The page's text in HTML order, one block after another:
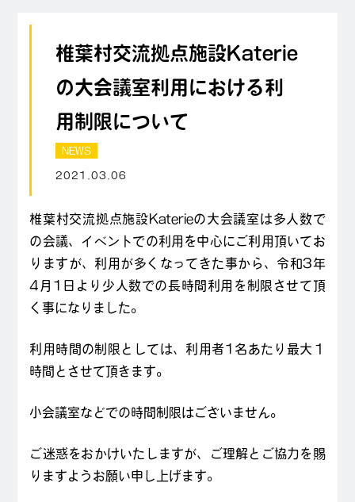
椎葉村交流拠点施設Katerie
の大会議室利用における利
用制限について
NEWS
2021.03.06
椎葉村交流拠点施設Katerieの大会議室は多人数で
の会議、イベントでの利用を中心にご利用頂いてお
りますが、利用が多くなってきた事から、令和3年
4月1日より少人数での長時間利用を制限させて頂
く事になりました。
利用時間の制限としては、利用者1名あたり最大１
時間とさせて頂きます。
小会議室などでの時間制限はございません。
ご迷惑をおかけいたしますが、ご理解とご協力を賜
りますようお願い申し上げます。